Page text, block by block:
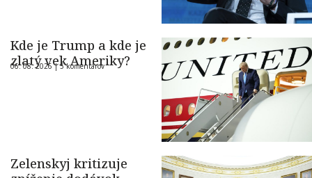
Kde je Trump a kde je
zlatý vek Ameriky?
06. 08. 2026 |5 komentárov
Zelenskyj kritizuje